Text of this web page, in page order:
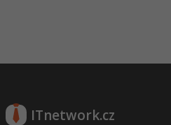
ITnetwork.cz